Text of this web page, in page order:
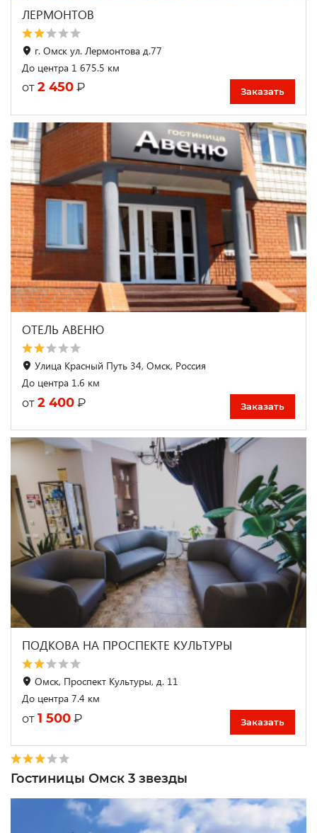
ЛЕРМОНТОВ
г. Омск ул. Лермонтова д.77
До центра 1 675.5 км
от 2 450 ₽ Заказать
ОТЕЛЬ АВЕНЮ
Улица Красный Путь 34, Омск, Россия
До центра 1.6 км
от 2 400 ₽ Заказать
ПОДКОВА НА ПРОСПЕКТЕ КУЛЬТУРЫ
Омск, Проспект Культуры, д. 11
До центра 7.4 км
от 1 500 ₽ Заказать
Гостиницы Омск 3 звезды